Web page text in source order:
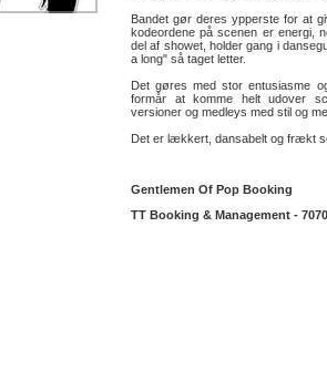
Bandet gør deres ypperste for at
kodeordene på scenen er energi,
del af showet, holder gang i
a long" så taget letter.
Det gøres med stor entusiasme
formår at komme helt udover
versioner og medleys med stil og
Det er lækkert, dansabelt og frækt
Gentlemen Of Pop Booking
TT Booking & Management -